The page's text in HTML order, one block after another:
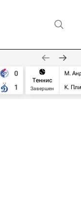
0
1
Теннис
Завершен
М.
К.